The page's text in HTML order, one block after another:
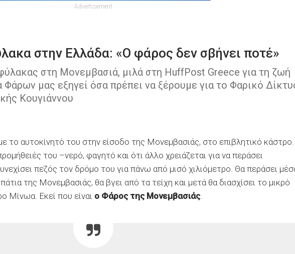
Advertisement
στην Ελλάδα: «Ο φάρος δεν σβήνει ποτέ»
στη Μονεμβασιά, μιλά στη HuffPost Greece για τη ζωή
μας εξηγεί όσα πρέπει να ξέρουμε για το Φαρικό
Κουγιάννου
το αυτοκίνητό του στην είσοδο της Μονεμβασιάς, στο επιβλητικό κάστρο.
του –νερό, φαγητό και ότι άλλο χρειάζεται για να περάσει
πεζός τον δρόμο του για πάνω από μισό χιλιόμετρο. Θα περάσει
της Μονεμβασιάς, θα βγει από τα τείχη και μετά θα διασχίσει το μικρό
Μίνωα. Εκεί που είναι ο Φάρος της Μονεμβασιάς.